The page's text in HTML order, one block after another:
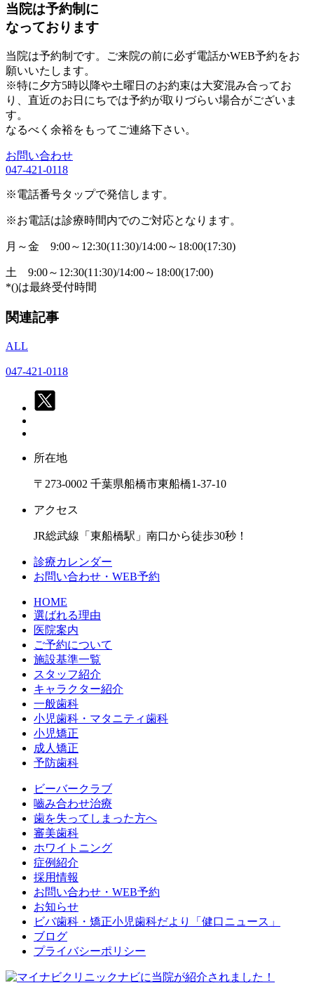
当院は予約制に
なっております
当院は予約制です。ご来院の前に必ず電話かWEB予約をお
願いいたします。
※特に夕方5時以降や土曜日のお約束は大変混み合ってお
り、直近のお日にちでは予約が取りづらい場合がございま
す。
なるべく余裕をもってご連絡下さい。
お問い合わせ
047-421-0118
※電話番号タップで発信します。
※お電話は診療時間内でのご対応となります。
月～金 9:00～12:30(11:30)/14:00～18:00(17:30)
土 9:00～12:30(11:30)/14:00～18:00(17:00)
*()は最終受付時間
関連記事
ALL
047-421-0118
所在地
〒273-0002 千葉県船橋市東船橋1-37-10
アクセス
JR総武線「東船橋駅」南口から徒歩30秒！
診療カレンダー
お問い合わせ・WEB予約
HOME
選ばれる理由
医院案内
ご予約について
施設基準一覧
スタッフ紹介
キャラクター紹介
一般歯科
小児歯科・マタニティ歯科
小児矯正
成人矯正
予防歯科
ビーバークラブ
嚙み合わせ治療
歯を失ってしまった方へ
審美歯科
ホワイトニング
症例紹介
採用情報
お問い合わせ・WEB予約
お知らせ
ビバ歯科・矯正小児歯科だより「健口ニュース」
ブログ
プライバシーポリシー